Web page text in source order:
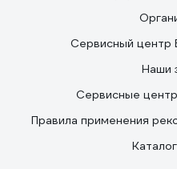
Сервисный центр
Наши
Сервисные
Правила применения